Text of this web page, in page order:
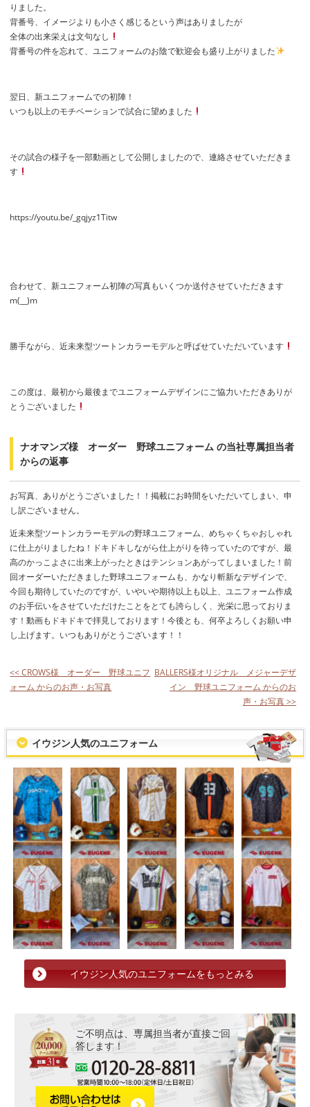
りました。
背番号、イメージよりも小さく感じるという声はありましたが
全体の出来栄えは文句なし
背番号の件を忘れて、ユニフォームのお陰で歓迎会も盛り上がりました
翌日、新ユニフォームでの初陣！
いつも以上のモチベーションで試合に望めました
その試合の様子を一部動画として公開しましたので、連絡させていただきま
す
https://youtu.be/_gqjyz1Titw
合わせて、新ユニフォーム初陣の写真もいくつか送付させていただきます
m(__)m
勝手ながら、近未来型ツートンカラーモデルと呼ばせていただいています
この度は、最初から最後までユニフォームデザインにご協力いただきありが
とうございました
ナオマンズ様 オーダー 野球ユニフォーム の当社専属担当者
からの返事
お写真、ありがとうございました！！掲載にお時間をいただいてしまい、申
し訳ございません。
近未来型ツートンカラーモデルの野球ユニフォーム、めちゃくちゃおしゃれ
に仕上がりましたね！ドキドキしながら仕上がりを待っていたのですが、最
高のかっこよさに出来上がったときはテンションあがってしまいました！前
回オーダーいただきました野球ユニフォームも、かなり斬新なデザインで、
今回も期待していたのですが、いやいや期待以上も以上、ユニフォーム作成
のお手伝いをさせていただけたことをとても誇らしく、光栄に思っておりま
す！動画もドキドキで拝見しております！今後とも、何卒よろしくお願い申
し上げます。いつもありがとうございます！！
<< CROWS様 オーダー 野球ユニフ
ォーム からのお声・お写真
BALLERS様オリジナル メジャーデザ
イン 野球ユニフォーム からのお
声・お写真 >>
イウジン人気のユニフォーム
イウジン人気のユニフォームをもっとみる
ご不明点は、専属担当者が直接ご回
答します！